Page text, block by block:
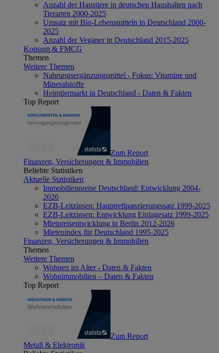
Anzahl der Haustiere in deutschen Haushalten nach
Tierarten 2000-2025
Umsatz mit Bio-Lebensmitteln in Deutschland 2000-
2025
Anzahl der Veganer in Deutschland 2015-2025
Konsum & FMCG
Themen
Weitere Themen
Nahrungsergänzungsmittel - Fokus: Vitamine und
Mineralstoffe
Heimtiermarkt in Deutschland - Daten & Fakten
Top Report
Zum Report
Finanzen, Versicherungen & Immobilien
Beliebte Statistiken
Aktuelle Statistiken
Immobilienpreise Deutschland: Entwicklung 2004-
2026
EZB-Leitzinsen: Hauptrefinanzierungssatz 1999-2025
EZB-Leitzinsen: Entwicklung Einlagesatz 1999-2025
Mietpreisentwicklung in Berlin 2012-2026
Mietenindex für Deutschland 1995-2025
Finanzen, Versicherungen & Immobilien
Themen
Weitere Themen
Wohnen im Alter - Daten & Fakten
Wohnimmobilien – Daten & Fakten
Top Report
Zum Report
Metall & Elektronik